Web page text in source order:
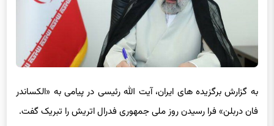
به گزارش برگزیده های ایران، آیت الله رئیسی در پیامی به «الکساندر
فان دربلن» فرا رسیدن روز ملی جمهوری فدرال اتریش را تبریک گفت.